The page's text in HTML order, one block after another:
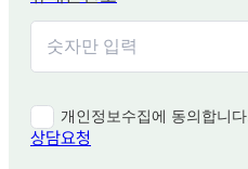
개인정보수집에 동의합니다.
상담요청